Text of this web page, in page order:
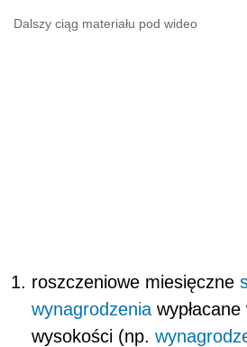
Dalszy ciąg materiału pod wideo
roszczeniowe miesięczne
wynagrodzenia wypłacane
wysokości (np.